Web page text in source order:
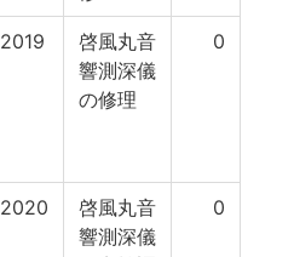
2019
啓風丸音
響測深儀
の修理
0
2020
啓風丸音
響測深儀
0